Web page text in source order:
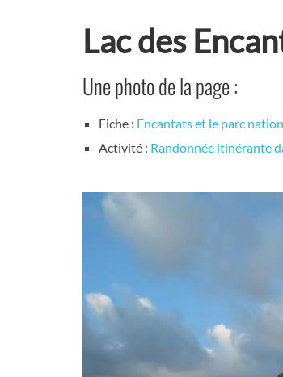
Lac des
Une photo de la page :
Fiche : Encantats et le parc
Activité : Randonnée itinérante